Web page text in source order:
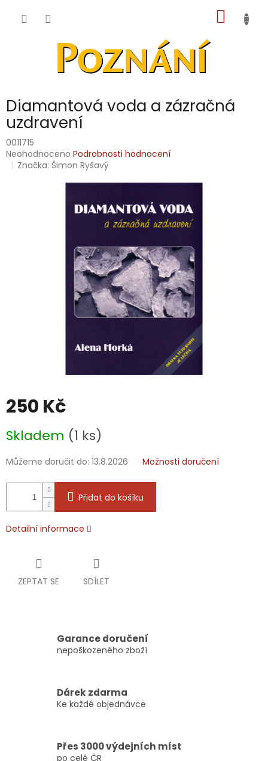
KOŠÍK
Diamantová voda a zázračná
uzdravení
0011715
Průměrné
hodnocení
Neohodnoceno Podrobnosti hodnocení
Značka:Šimon Ryšavý
250 Kč
cena:
Skladem (1 ks)
Můžeme doručit do: 13.8.2026 Možnosti doručení
Přidat do košíku
Detailní informace
ZEPTAT SE SDÍLET
Garance doručení
nepoškozeného zboží
Dárek zdarma
Ke každé objednávce
Přes 3000 výdejních míst
po celé ČR